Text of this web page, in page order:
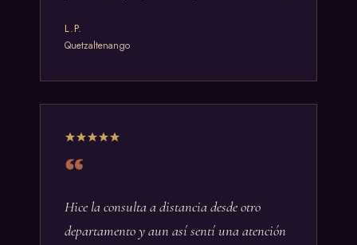
L.P.
Quetzaltenango
Hice la consulta a distancia desde otro
departamento y aun así sentí una atención